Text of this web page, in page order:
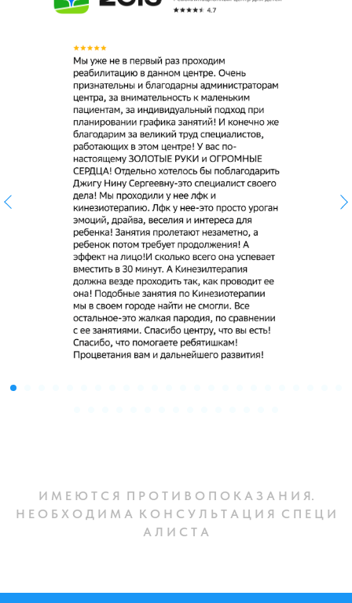
И М Е Ю Т С Я П Р О Т И В О П О К А З А Н И Я.
Н Е О Б Х О Д И М А К О Н С У Л Ь Т А Ц И Я С П Е Ц И
А Л И С Т А